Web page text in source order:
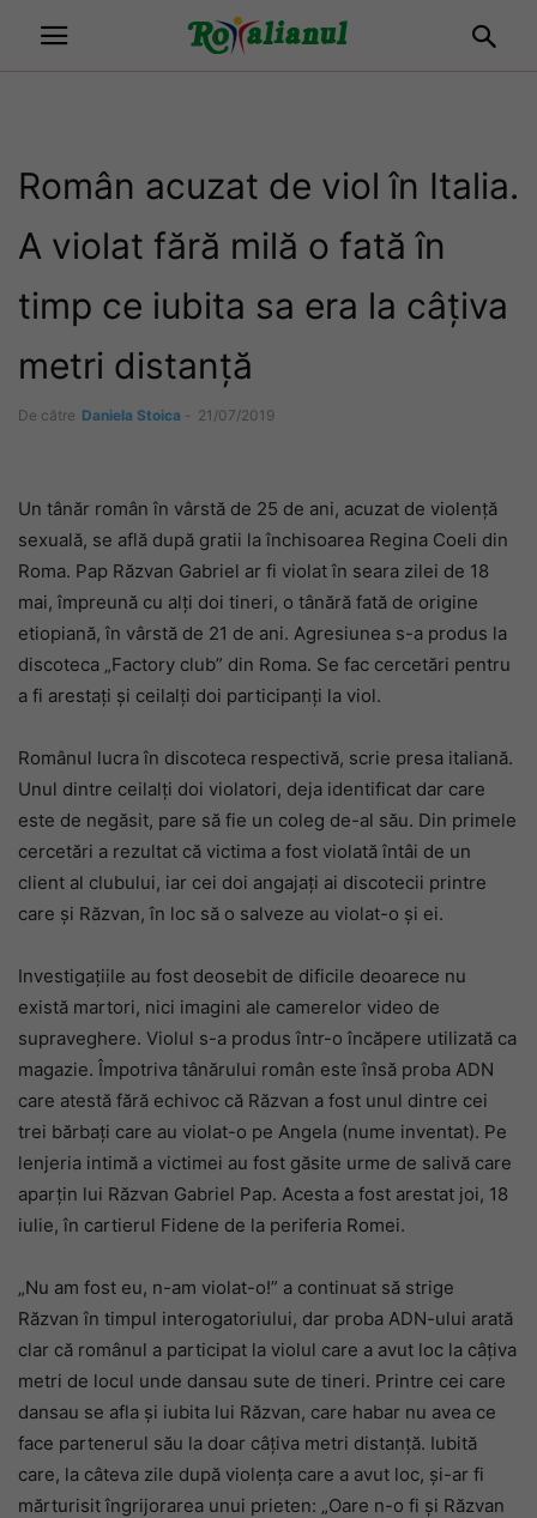
Român acuzat de viol în Italia.
A violat fără milă o fată în
timp ce iubita sa era la câțiva
metri distanță
De către Daniela Stoica - 21/07/2019
Un tânăr român în vârstă de 25 de ani, acuzat de violență
sexuală, se află după gratii la închisoarea Regina Coeli din
Roma. Pap Răzvan Gabriel ar fi violat în seara zilei de 18
mai, împreună cu alți doi tineri, o tânără fată de origine
etiopiană, în vârstă de 21 de ani. Agresiunea s-a produs la
discoteca „Factory club” din Roma. Se fac cercetări pentru
a fi arestați și ceilalți doi participanți la viol.
Românul lucra în discoteca respectivă, scrie presa italiană.
Unul dintre ceilalți doi violatori, deja identificat dar care
este de negăsit, pare să fie un coleg de-al său. Din primele
cercetări a rezultat că victima a fost violată întâi de un
client al clubului, iar cei doi angajați ai discotecii printre
care și Răzvan, în loc să o salveze au violat-o și ei.
Investigațiile au fost deosebit de dificile deoarece nu
există martori, nici imagini ale camerelor video de
supraveghere. Violul s-a produs într-o încăpere utilizată ca
magazie. Împotriva tânărului român este însă proba ADN
care atestă fără echivoc că Răzvan a fost unul dintre cei
trei bărbați care au violat-o pe Angela (nume inventat). Pe
lenjeria intimă a victimei au fost găsite urme de salivă care
aparțin lui Răzvan Gabriel Pap. Acesta a fost arestat joi, 18
iulie, în cartierul Fidene de la periferia Romei.
„Nu am fost eu, n-am violat-o!” a continuat să strige
Răzvan în timpul interogatoriului, dar proba ADN-ului arată
clar că românul a participat la violul care a avut loc la câțiva
metri de locul unde dansau sute de tineri. Printre cei care
dansau se afla și iubita lui Răzvan, care habar nu avea ce
face partenerul său la doar câțiva metri distanță. Iubită
care, la câteva zile după violența care a avut loc, și-ar fi
mărturisit îngrijorarea unui prieten: „Oare n-o fi și Răzvan